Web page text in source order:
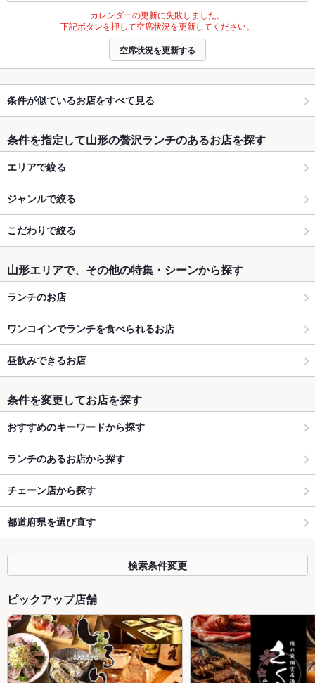
カレンダーの更新に失敗しました。
下記ボタンを押して空席状況を更新してください。
空席状況を更新する
条件が似ているお店をすべて見る
条件を指定して山形の贅沢ランチのあるお店を探す
エリアで絞る
ジャンルで絞る
こだわりで絞る
山形エリアで、その他の特集・シーンから探す
ランチのお店
ワンコインでランチを食べられるお店
昼飲みできるお店
条件を変更してお店を探す
おすすめのキーワードから探す
ランチのあるお店から探す
チェーン店から探す
都道府県を選び直す
検索条件変更
ピックアップ店舗